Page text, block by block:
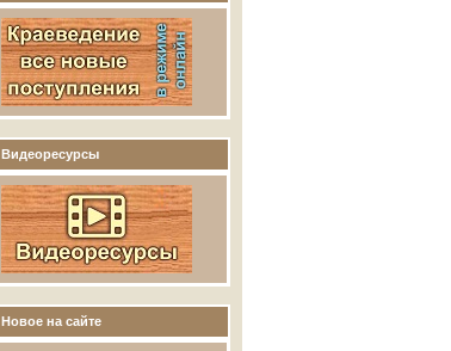
Видеоресурсы
Новое на сайте